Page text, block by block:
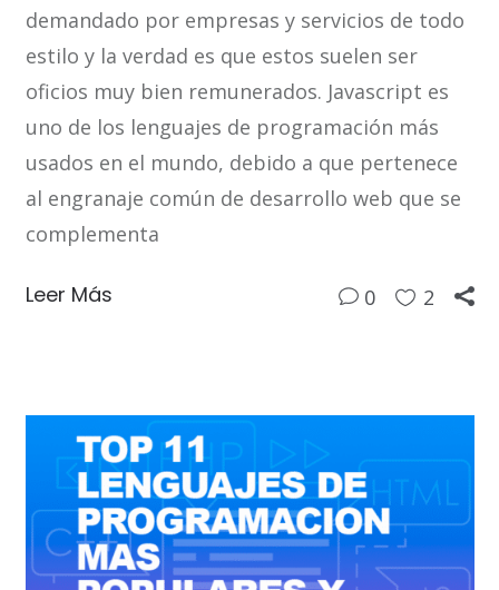
demandado por empresas y servicios de todo
estilo y la verdad es que estos suelen ser
oficios muy bien remunerados. Javascript es
uno de los lenguajes de programación más
usados en el mundo, debido a que pertenece
al engranaje común de desarrollo web que se
complementa
Leer Más 0 2